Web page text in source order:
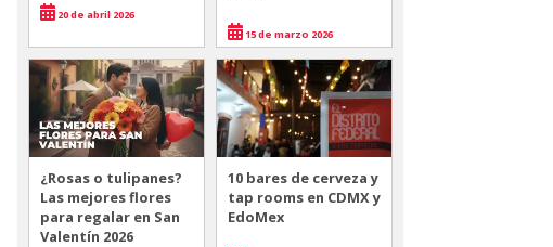
20 de abril 2026
15 de marzo 2026
¿Rosas o tulipanes?
Las mejores flores
para regalar en San
Valentín 2026
10 bares de cerveza y
tap rooms en CDMX y
EdoMex